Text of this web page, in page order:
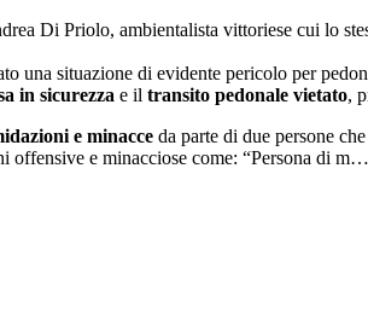
Di Priolo, ambientalista vittoriese cui lo
una situazione di evidente pericolo per
in sicurezza e il transito pedonale vietato,
e minacce da parte di due persone
offensive e minacciose come: “Persona di